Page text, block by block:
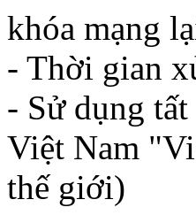
khóa mạng
- Thời gian
- Sử dụng
Việt Nam
thế giới)